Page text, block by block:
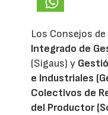
Los Consejos
Integrado de
(Sigaus) y
e Industriales
Colectivos de
del Productor